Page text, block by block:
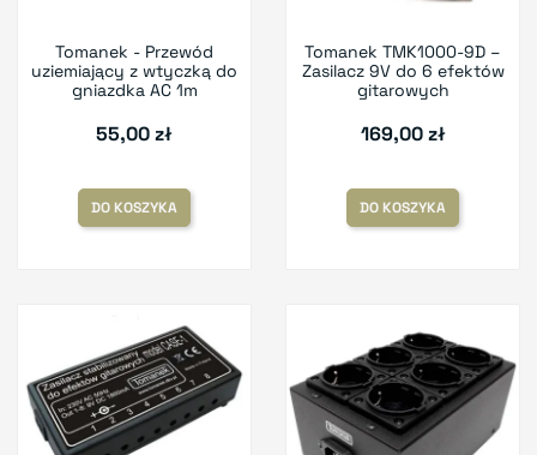
Tomanek - Przewód
uziemiający z wtyczką do
gniazdka AC 1m
55,00 zł
DO KOSZYKA
Tomanek TMK1000-9D –
Zasilacz 9V do 6 efektów
gitarowych
169,00 zł
DO KOSZYKA